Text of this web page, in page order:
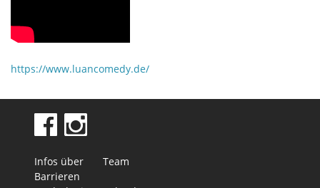
https://www.luancomedy.de/
Infos über
Barrieren
Team